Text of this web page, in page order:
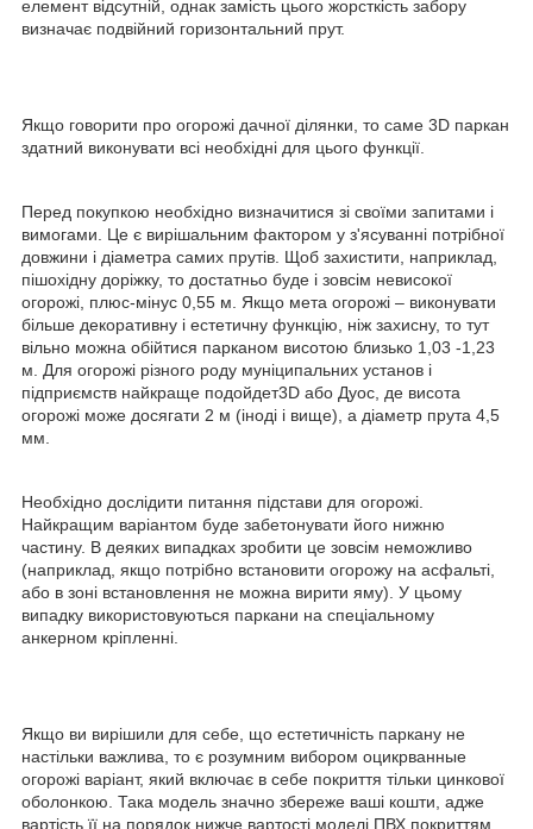
елемент відсутній, однак замість цього жорсткість забору
визначає подвійний горизонтальний прут.
Якщо говорити про огорожі дачної ділянки, то саме 3D паркан
здатний виконувати всі необхідні для цього функції.
Перед покупкою необхідно визначитися зі своїми запитами і
вимогами. Це є вирішальним фактором у з'ясуванні потрібної
довжини і діаметра самих прутів. Щоб захистити, наприклад,
пішохідну доріжку, то достатньо буде і зовсім невисокої
огорожі, плюс-мінус 0,55 м. Якщо мета огорожі – виконувати
більше декоративну і естетичну функцію, ніж захисну, то тут
вільно можна обійтися парканом висотою близько 1,03 -1,23
м. Для огорожі різного роду муніципальних установ і
підприємств найкраще подойдет3D або Дуос, де висота
огорожі може досягати 2 м (іноді і вище), а діаметр прута 4,5
мм.
Необхідно дослідити питання підстави для огорожі.
Найкращим варіантом буде забетонувати його нижню
частину. В деяких випадках зробити це зовсім неможливо
(наприклад, якщо потрібно встановити огорожу на асфальті,
або в зоні встановлення не можна вирити яму). У цьому
випадку використовуються паркани на спеціальному
анкерном кріпленні.
Якщо ви вирішили для себе, що естетичність паркану не
настільки важлива, то є розумним вибором оцикрванные
огорожі варіант, який включає в себе покриття тільки цинкової
оболонкою. Така модель значно збереже ваші кошти, адже
вартість її на порядок нижче вартості моделі ПВХ покриттям.